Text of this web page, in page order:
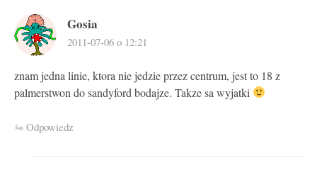
Gosia
2011-07-06 o 12:21
znam jedna linie, ktora nie jedzie przez centrum, jest to 18 z
palmerstwon do sandyford bodajze. Takze sa wyjatki
Odpowiedz